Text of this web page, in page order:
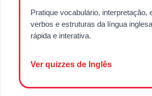
Pratique vocabulário, interpretação,
verbos e estruturas da língua
rápida e interativa.
Ver quizzes de Inglês